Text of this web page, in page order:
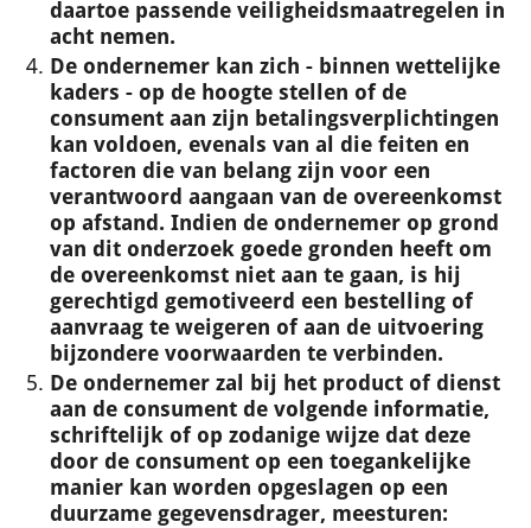
daartoe passende veiligheidsmaatregelen in
acht nemen.
De ondernemer kan zich - binnen wettelijke
kaders - op de hoogte stellen of de
consument aan zijn betalingsverplichtingen
kan voldoen, evenals van al die feiten en
factoren die van belang zijn voor een
verantwoord aangaan van de overeenkomst
op afstand. Indien de ondernemer op grond
van dit onderzoek goede gronden heeft om
de overeenkomst niet aan te gaan, is hij
gerechtigd gemotiveerd een bestelling of
aanvraag te weigeren of aan de uitvoering
bijzondere voorwaarden te verbinden.
De ondernemer zal bij het product of dienst
aan de consument de volgende informatie,
schriftelijk of op zodanige wijze dat deze
door de consument op een toegankelijke
manier kan worden opgeslagen op een
duurzame gegevensdrager, meesturen: